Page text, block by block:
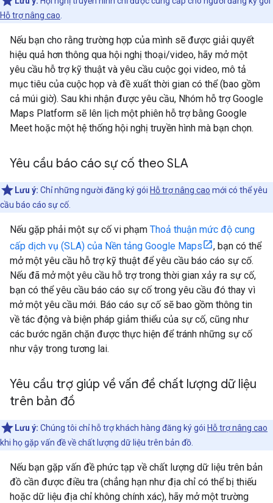
Hỗ trợ nâng cao
Nếu bạn cho rằng trường hợp của mình sẽ được giải quyết
hiệu quả hơn thông qua hội nghị thoại/video, hãy mở một
yêu cầu hỗ trợ kỹ thuật và yêu cầu cuộc gọi video, mô tả
mục tiêu của cuộc họp và đề xuất thời gian có thể (bao gồm
cả múi giờ). Sau khi nhận được yêu cầu, Nhóm hỗ trợ Google
Maps Platform sẽ lên lịch một phiên hỗ trợ bằng Google
Meet hoặc một hệ thống hội nghị truyền hình mà bạn chọn.
Yêu cầu báo cáo sự cố theo SLA
Lưu ý: Chỉ những người đăng ký gói Hỗ trợ nâng cao mới có thể yêu
cầu báo cáo sự cố.
Nếu gặp phải một sự cố vi phạm Thoả thuận mức độ cung
cấp dịch vụ (SLA) của Nền tảng Google Maps
, bạn có thể
mở một yêu cầu hỗ trợ kỹ thuật để yêu cầu báo cáo sự cố.
Nếu đã mở một yêu cầu hỗ trợ trong thời gian xảy ra sự cố,
bạn có thể yêu cầu báo cáo sự cố trong yêu cầu đó thay vì
mở một yêu cầu mới. Báo cáo sự cố sẽ bao gồm thông tin
về tác động và biện pháp giảm thiểu của sự cố, cũng như
các bước ngăn chặn được thực hiện để tránh những sự cố
như vậy trong tương lai.
Yêu cầu trợ giúp về vấn đề chất lượng dữ liệu
trên bản đồ
Lưu ý: Chúng tôi chỉ hỗ trợ khách hàng đăng ký gói Hỗ trợ nâng cao
khi họ gặp vấn đề về chất lượng dữ liệu trên bản đồ.
Nếu bạn gặp vấn đề phức tạp về chất lượng dữ liệu trên bản
đồ cần được điều tra (chẳng hạn như địa chỉ có thể bị thiếu
hoặc dữ liệu địa chỉ không chính xác), hãy mở một trường